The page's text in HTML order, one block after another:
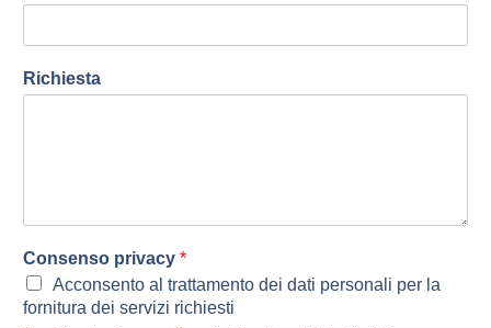
Richiesta
Consenso privacy *
Acconsento al trattamento dei dati personali per la
fornitura dei servizi richiesti